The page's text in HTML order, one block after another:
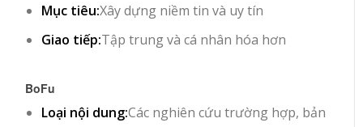
Mục tiêu:Xây dựng niềm tin và uy tín
Giao tiếp:Tập trung và cá nhân hóa hơn
BoFu
Loại nội dung:Các nghiên cứu trường hợp, bản